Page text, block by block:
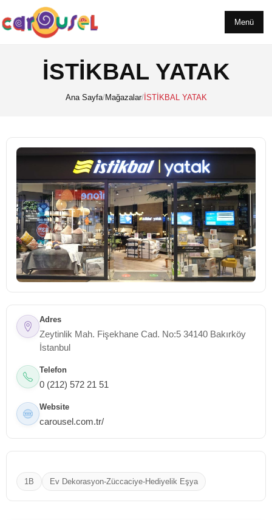
Menü
İSTİKBAL YATAK
Ana Sayfa/Mağazalar/İSTİKBAL YATAK
Adres
Zeytinlik Mah. Fişekhane Cad. No:5 34140 Bakırköy
İstanbul
Telefon
0 (212) 572 21 51
Website
carousel.com.tr/
1B Ev Dekorasyon-Züccaciye-Hediyelik Eşya